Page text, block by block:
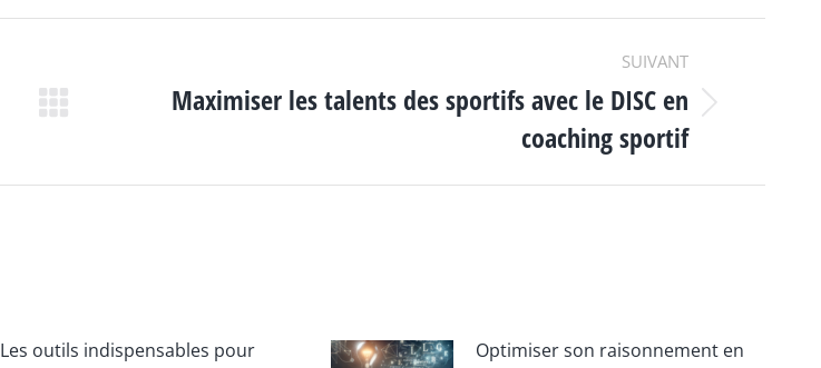
SUIVANT
:
Maximiser les talents des sportifs avec le DISC en
coaching sportif
Les outils indispensables pour
Optimiser son raisonnement en